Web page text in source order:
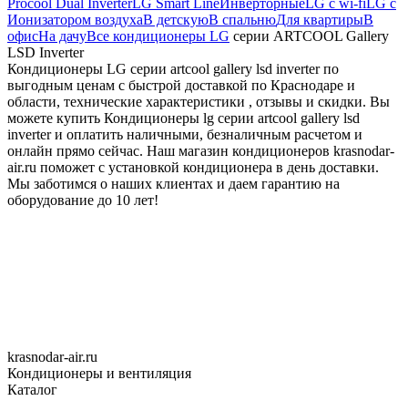
Ионизатором воздухаВ детскуюВ спальнюДля квартирыВ
офисНа дачуВсе кондиционеры LG серии ARTCOOL Gallery
LSD Inverter
Кондиционеры LG серии artcool gallery lsd inverter по
выгодным ценам с быстрой доставкой по Краснодаре и
области, технические характеристики , отзывы и скидки. Вы
можете купить Кондиционеры lg серии artcool gallery lsd
inverter и оплатить наличными, безналичным расчетом и
онлайн прямо сейчас. Наш магазин кондиционеров krasnodar-
air.ru поможет с установкой кондиционера в день доставки.
Мы заботимся о наших клиентах и даем гарантию на
оборудование до 10 лет!
krasnodar-air.ru
Кондиционеры и вентиляция
Каталог